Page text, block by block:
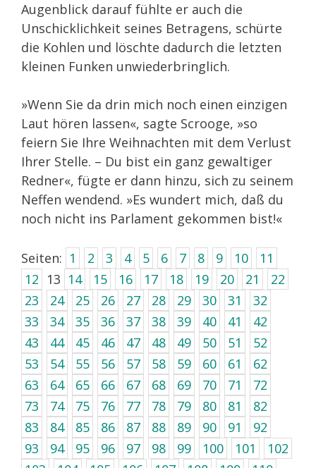
Augenblick darauf fühlte er auch die
Unschicklichkeit seines Betragens, schürte
die Kohlen und löschte dadurch die letzten
kleinen Funken unwiederbringlich.
»Wenn Sie da drin mich noch einen einzigen
Laut hören lassen«, sagte Scrooge, »so
feiern Sie Ihre Weihnachten mit dem Verlust
Ihrer Stelle. – Du bist ein ganz gewaltiger
Redner«, fügte er dann hinzu, sich zu seinem
Neffen wendend. »Es wundert mich, daß du
noch nicht ins Parlament gekommen bist!«
Seiten: 1 2 3 4 5 6 7 8 9 10
11
12 13 14 15 16 17 18 19 20 21
22
23
24 25 26 27 28 29 30 31
32
33
34 35 36 37 38 39 40 41
42
43
44 45 46 47 48 49 50 51
52
53
54 55 56 57 58 59 60 61
62
63
64 65 66 67 68 69 70 71
72
73
74 75 76 77 78 79 80 81
82
83
84 85 86 87 88 89 90 91
92
93
94 95 96 97 98 99 100 101
102